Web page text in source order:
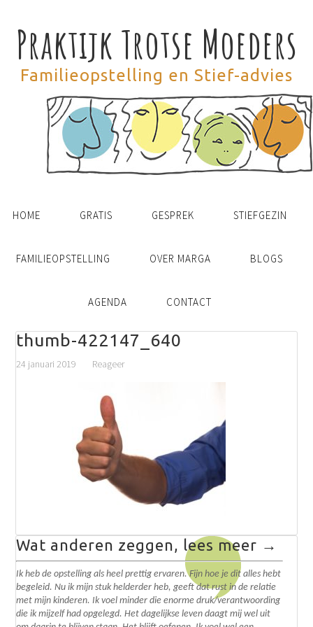
Praktijk Trotse Moeders
Familieopstelling en Stief-advies
HOME GRATIS GESPREK STIEFGEZIN
FAMILIEOPSTELLING OVER MARGA BLOGS
AGENDA CONTACT
thumb-422147_640
24 januari 2019 Reageer
Wat anderen zeggen, lees meer →
Ik heb de opstelling als heel prettig ervaren. Fijn hoe je dit alles hebt
begeleid. Nu ik mijn stuk helderder heb, geeft dat rust in de relatie
met mijn kinderen. Ik voel minder die enorme druk/verantwoording
die ik mijzelf had opgelegd.Het dagelijkse leven daagt mij wel uit